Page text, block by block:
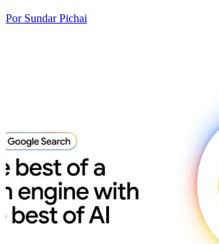
Por Sundar Pichai